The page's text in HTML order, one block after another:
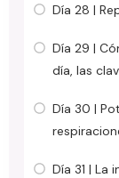
Día 28 |
Día 29 |
día, las
Día 30 |
Día 31 |